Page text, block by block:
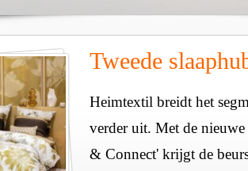
Tweede
Heimtextil breidt het
verder uit. Met de
& Connect' krijgt de